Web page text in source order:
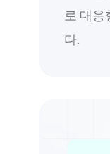
로 대응
다.